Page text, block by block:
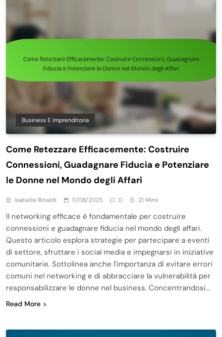
Business E Imprenditoria
Come Retezzare Efficacemente: Costruire
Connessioni, Guadagnare Fiducia e Potenziare
le Donne nel Mondo degli Affari
Isabella Rinaldi 11/08/2025 0 21 Mins
Il networking efficace è fondamentale per costruire
connessioni e guadagnare fiducia nel mondo degli affari.
Questo articolo esplora strategie per partecipare a eventi
di settore, sfruttare i social media e impegnarsi in iniziative
comunitarie. Sottolinea anche l’importanza di evitare errori
comuni nel networking e di abbracciare la vulnerabilità per
responsabilizzare le donne nel business. Concentrandosi…
Read More